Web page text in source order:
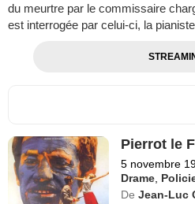
du meurtre par le commissaire
est interrogée par celui-ci, la
Pierrot le
5 novembre
Drame,
De Jean-Luc